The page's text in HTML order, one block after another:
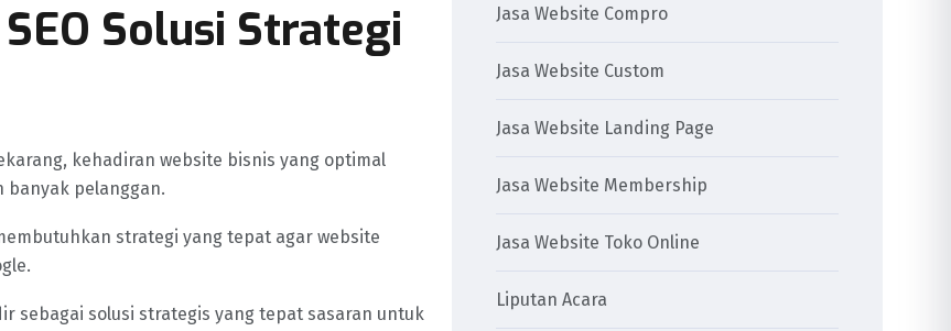
Solusi Strategi
kehadiran website bisnis yang optimal
banyak pelanggan.
strategi yang tepat agar website
sebagai solusi strategis yang tepat sasaran untuk
Jasa Website Compro
Jasa Website Custom
Jasa Website Landing Page
Jasa Website Membership
Jasa Website Toko Online
Liputan Acara